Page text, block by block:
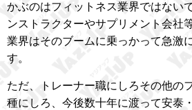
かぶのはフィットネス業界ではない
ンストラクターやサプリメント会社
業界はそのブームに乗っかって急激
す。
ただ、トレーナー職にしろその他の
種にしろ、今後数十年に渡って安泰